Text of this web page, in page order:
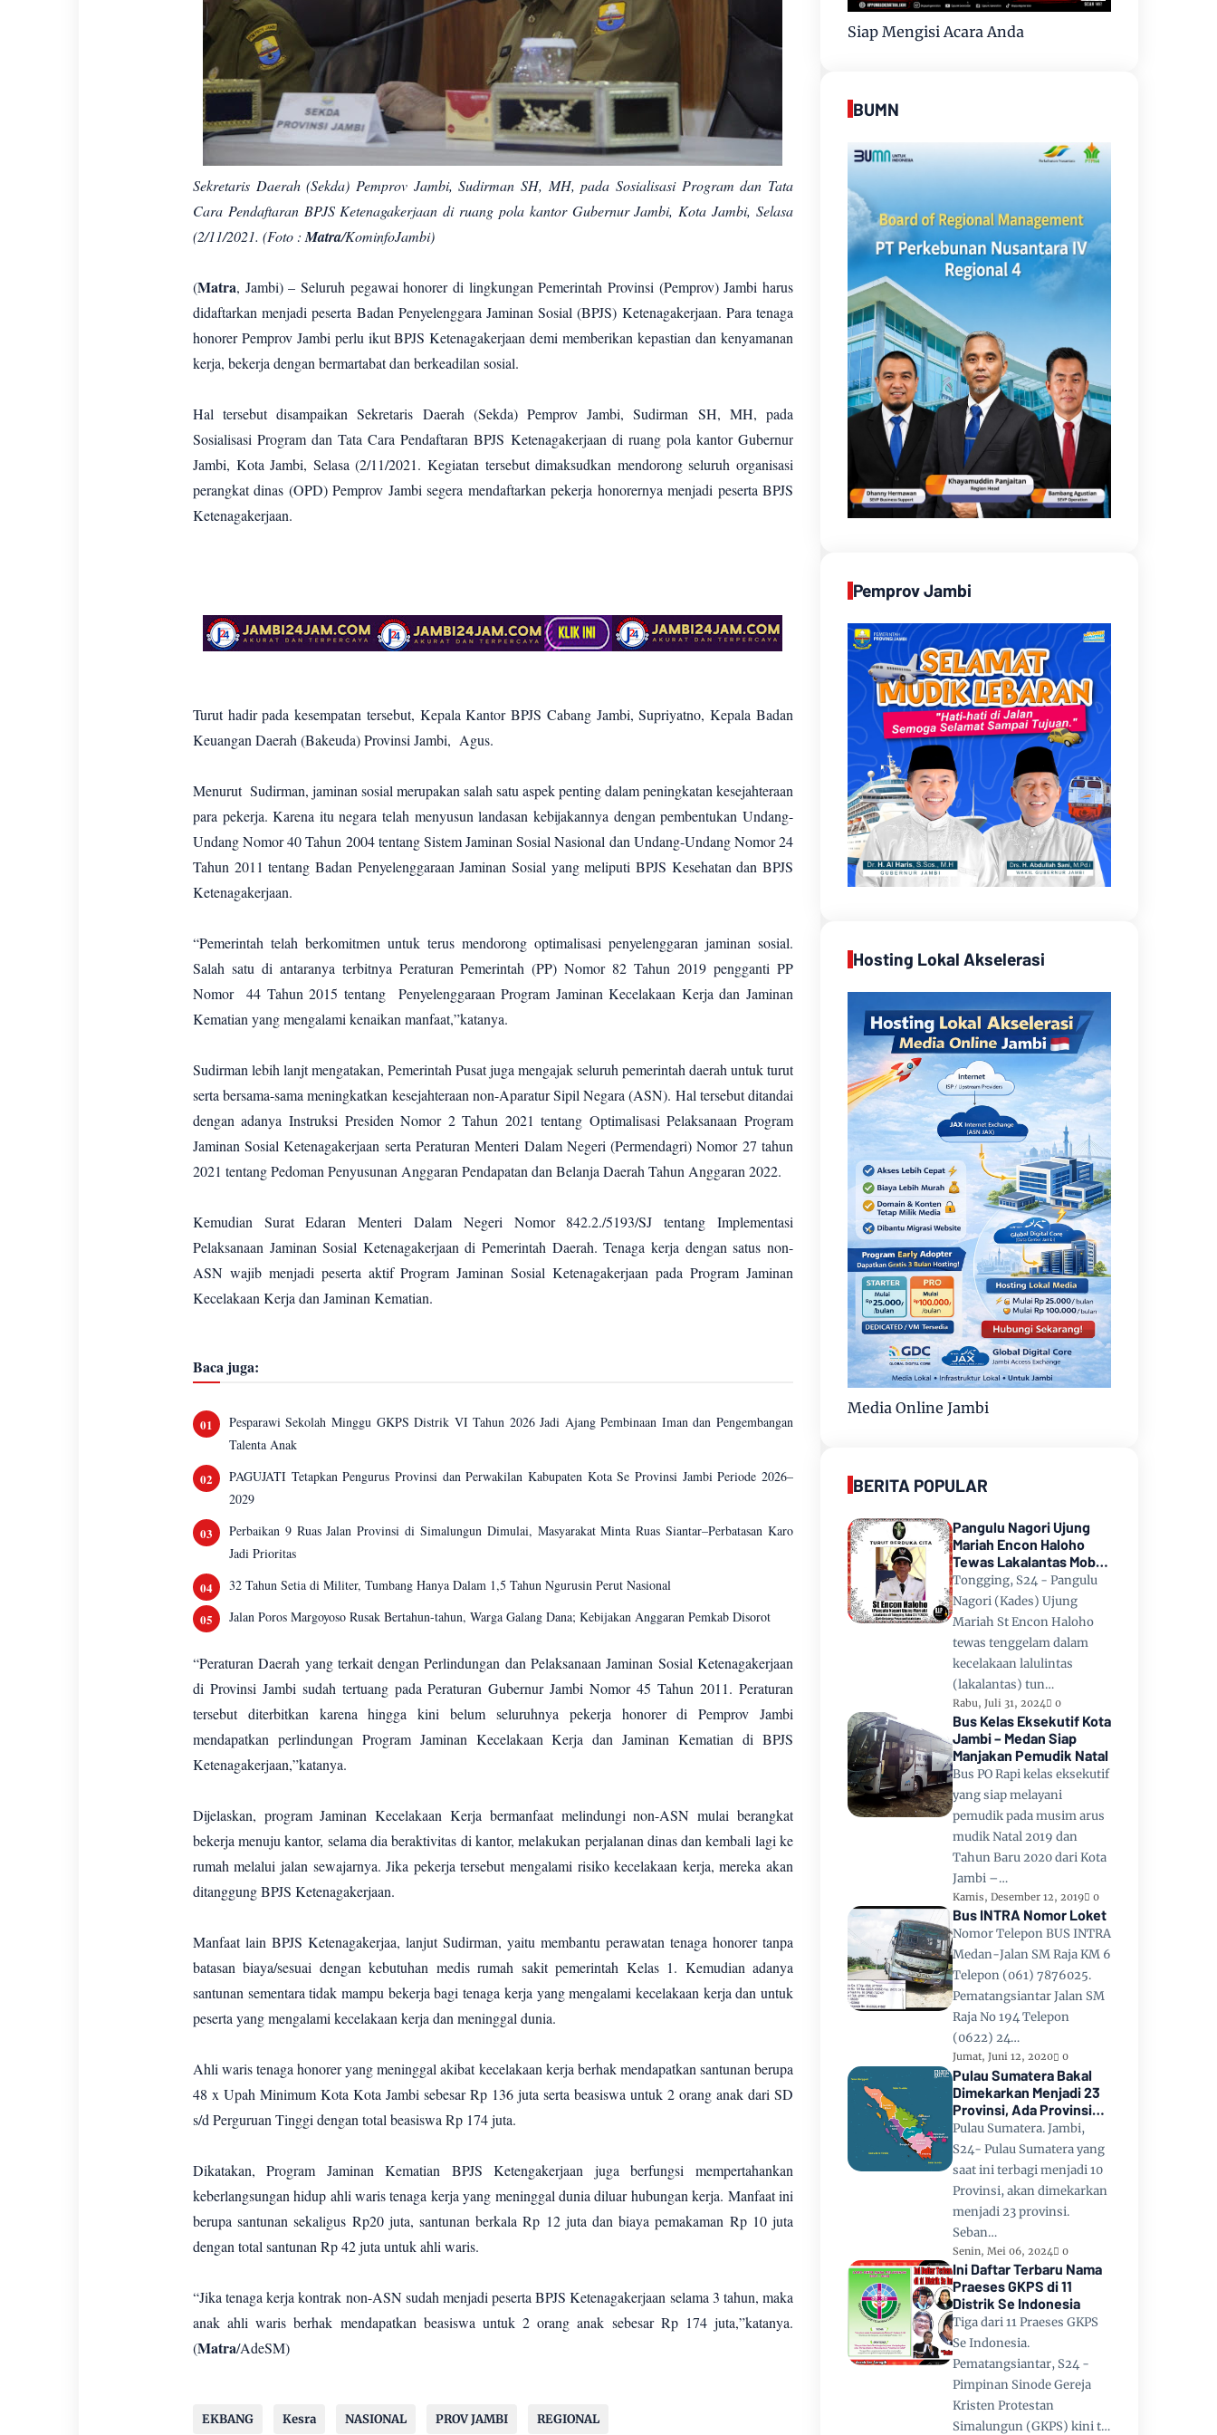
Sekretaris Daerah (Sekda) Pemprov Jambi, Sudirman SH, MH, pada Sosialisasi Program dan Tata
Cara Pendaftaran BPJS Ketenagakerjaan di ruang pola kantor Gubernur Jambi, Kota Jambi, Selasa
(2/11/2021. (Foto : Matra/KominfoJambi)
(Matra, Jambi) – Seluruh pegawai honorer di lingkungan Pemerintah Provinsi (Pemprov) Jambi harus
didaftarkan menjadi peserta Badan Penyelenggara Jaminan Sosial (BPJS) Ketenagakerjaan. Para tenaga
honorer Pemprov Jambi perlu ikut BPJS Ketenagakerjaan demi memberikan kepastian dan kenyamanan
kerja, bekerja dengan bermartabat dan berkeadilan sosial.
Hal tersebut disampaikan Sekretaris Daerah (Sekda) Pemprov Jambi, Sudirman SH, MH, pada
Sosialisasi Program dan Tata Cara Pendaftaran BPJS Ketenagakerjaan di ruang pola kantor Gubernur
Jambi, Kota Jambi, Selasa (2/11/2021. Kegiatan tersebut dimaksudkan mendorong seluruh organisasi
perangkat dinas (OPD) Pemprov Jambi segera mendaftarkan pekerja honorernya menjadi peserta BPJS
Ketenagakerjaan.
Turut hadir pada kesempatan tersebut, Kepala Kantor BPJS Cabang Jambi, Supriyatno, Kepala Badan
Keuangan Daerah (Bakeuda) Provinsi Jambi, Agus.
Menurut Sudirman, jaminan sosial merupakan salah satu aspek penting dalam peningkatan kesejahteraan
para pekerja. Karena itu negara telah menyusun landasan kebijakannya dengan pembentukan Undang-
Undang Nomor 40 Tahun 2004 tentang Sistem Jaminan Sosial Nasional dan Undang-Undang Nomor 24
Tahun 2011 tentang Badan Penyelenggaraan Jaminan Sosial yang meliputi BPJS Kesehatan dan BPJS
Ketenagakerjaan.
“Pemerintah telah berkomitmen untuk terus mendorong optimalisasi penyelenggaran jaminan sosial.
Salah satu di antaranya terbitnya Peraturan Pemerintah (PP) Nomor 82 Tahun 2019 pengganti PP
Nomor 44 Tahun 2015 tentang Penyelenggaraan Program Jaminan Kecelakaan Kerja dan Jaminan
Kematian yang mengalami kenaikan manfaat,”katanya.
Sudirman lebih lanjt mengatakan, Pemerintah Pusat juga mengajak seluruh pemerintah daerah untuk turut
serta bersama-sama meningkatkan kesejahteraan non-Aparatur Sipil Negara (ASN). Hal tersebut ditandai
dengan adanya Instruksi Presiden Nomor 2 Tahun 2021 tentang Optimalisasi Pelaksanaan Program
Jaminan Sosial Ketenagakerjaan serta Peraturan Menteri Dalam Negeri (Permendagri) Nomor 27 tahun
2021 tentang Pedoman Penyusunan Anggaran Pendapatan dan Belanja Daerah Tahun Anggaran 2022.
Kemudian Surat Edaran Menteri Dalam Negeri Nomor 842.2./5193/SJ tentang Implementasi
Pelaksanaan Jaminan Sosial Ketenagakerjaan di Pemerintah Daerah. Tenaga kerja dengan satus non-
ASN wajib menjadi peserta aktif Program Jaminan Sosial Ketenagakerjaan pada Program Jaminan
Kecelakaan Kerja dan Jaminan Kematian.
Baca juga:
Pesparawi Sekolah Minggu GKPS Distrik VI Tahun 2026 Jadi Ajang Pembinaan Iman dan Pengembangan
Talenta Anak
PAGUJATI Tetapkan Pengurus Provinsi dan Perwakilan Kabupaten Kota Se Provinsi Jambi Periode 2026–
2029
Perbaikan 9 Ruas Jalan Provinsi di Simalungun Dimulai, Masyarakat Minta Ruas Siantar–Perbatasan Karo
Jadi Prioritas
32 Tahun Setia di Militer, Tumbang Hanya Dalam 1,5 Tahun Ngurusin Perut Nasional
Jalan Poros Margoyoso Rusak Bertahun-tahun, Warga Galang Dana; Kebijakan Anggaran Pemkab Disorot
“Peraturan Daerah yang terkait dengan Perlindungan dan Pelaksanaan Jaminan Sosial Ketenagakerjaan
di Provinsi Jambi sudah tertuang pada Peraturan Gubernur Jambi Nomor 45 Tahun 2011. Peraturan
tersebut diterbitkan karena hingga kini belum seluruhnya pekerja honorer di Pemprov Jambi
mendapatkan perlindungan Program Jaminan Kecelakaan Kerja dan Jaminan Kematian di BPJS
Ketenagakerjaan,”katanya.
Dijelaskan, program Jaminan Kecelakaan Kerja bermanfaat melindungi non-ASN mulai berangkat
bekerja menuju kantor, selama dia beraktivitas di kantor, melakukan perjalanan dinas dan kembali lagi ke
rumah melalui jalan sewajarnya. Jika pekerja tersebut mengalami risiko kecelakaan kerja, mereka akan
ditanggung BPJS Ketenagakerjaan.
Manfaat lain BPJS Ketenagakerjaa, lanjut Sudirman, yaitu membantu perawatan tenaga honorer tanpa
batasan biaya/sesuai dengan kebutuhan medis rumah sakit pemerintah Kelas 1. Kemudian adanya
santunan sementara tidak mampu bekerja bagi tenaga kerja yang mengalami kecelakaan kerja dan untuk
peserta yang mengalami kecelakaan kerja dan meninggal dunia.
Ahli waris tenaga honorer yang meninggal akibat kecelakaan kerja berhak mendapatkan santunan berupa
48 x Upah Minimum Kota Kota Jambi sebesar Rp 136 juta serta beasiswa untuk 2 orang anak dari SD
s/d Perguruan Tinggi dengan total beasiswa Rp 174 juta.
Dikatakan, Program Jaminan Kematian BPJS Ketengakerjaan juga berfungsi mempertahankan
keberlangsungan hidup ahli waris tenaga kerja yang meninggal dunia diluar hubungan kerja. Manfaat ini
berupa santunan sekaligus Rp20 juta, santunan berkala Rp 12 juta dan biaya pemakaman Rp 10 juta
dengan total santunan Rp 42 juta untuk ahli waris.
“Jika tenaga kerja kontrak non-ASN sudah menjadi peserta BPJS Ketenagakerjaan selama 3 tahun, maka
anak ahli waris berhak mendapatkan beasiswa untuk 2 orang anak sebesar Rp 174 juta,”katanya.
(Matra/AdeSM)
EKBANG Kesra NASIONAL PROV JAMBI REGIONAL
Siap Mengisi Acara Anda
BUMN
Pemprov Jambi
Hosting Lokal Akselerasi
Media Online Jambi
BERITA POPULAR
Pangulu Nagori Ujung
Mariah Encon Haloho
Tewas Lakalantas Mobil
Terjun ke Danau Toba di
Tongging
Tongging, S24 - Pangulu
Nagori (Kades) Ujung
Mariah St Encon Haloho
tewas tenggelam dalam
kecelakaan lalulintas
(lakalantas) tun…
Rabu, Juli 31, 2024 0
Bus Kelas Eksekutif Kota
Jambi – Medan Siap
Manjakan Pemudik Natal
Bus PO Rapi kelas eksekutif
yang siap melayani
pemudik pada musim arus
mudik Natal 2019 dan
Tahun Baru 2020 dari Kota
Jambi –…
Kamis, Desember 12, 2019 0
Bus INTRA Nomor Loket
Nomor Telepon BUS INTRA
Medan-Jalan SM Raja KM 6
Telepon (061) 7876025.
Pematangsiantar Jalan SM
Raja No 194 Telepon
(0622) 24…
Jumat, Juni 12, 2020 0
Pulau Sumatera Bakal
Dimekarkan Menjadi 23
Provinsi, Ada Provinsi
Toba Raya dan Provinsi
Tapanuli
Pulau Sumatera. Jambi,
S24- Pulau Sumatera yang
saat ini terbagi menjadi 10
Provinsi, akan dimekarkan
menjadi 23 provinsi.
Seban…
Senin, Mei 06, 2024 0
Ini Daftar Terbaru Nama
Praeses GKPS di 11
Distrik Se Indonesia
Tiga dari 11 Praeses GKPS
Se Indonesia.
Pematangsiantar, S24 -
Pimpinan Sinode Gereja
Kristen Protestan
Simalungun (GKPS) kini t…